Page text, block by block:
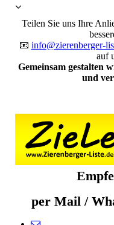
Teilen Sie uns Ihre
📧 info@zierenberger-
auf
Gemeinsam gestalten
und
per Mail /